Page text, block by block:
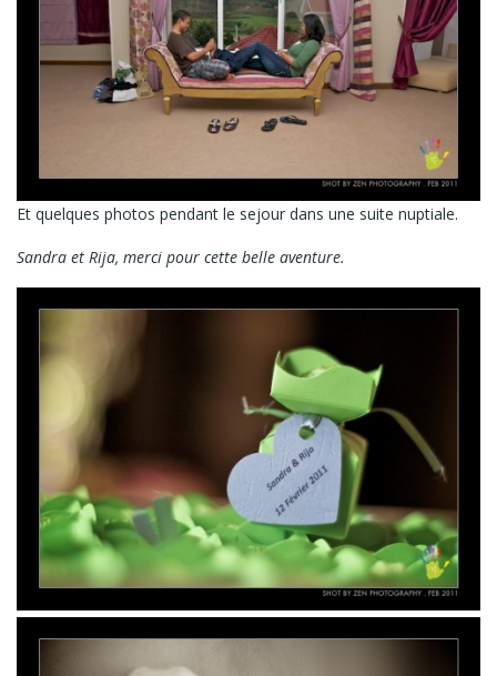
Et quelques photos pendant le sejour dans une suite nuptiale.
Sandra et Rija, merci pour cette belle aventure.